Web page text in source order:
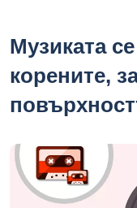
Музиката
корените,